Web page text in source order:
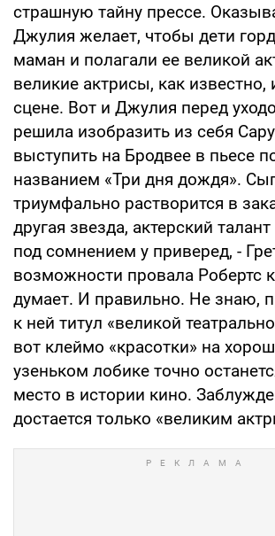
страшную тайну прессе.
Джулия желает, чтобы дети
маман и полагали ее великой
великие актрисы, как известно,
сцене. Вот и Джулия перед
решила изобразить из себя
выступить на Бродвее в пьесе
названием «Три дня дождя».
триумфально растворится в
другая звезда, актерский
под сомнением у приверед, -
возможности провала Робертс
думает. И правильно. Не знаю,
к ней титул «великой
вот клеймо «красотки» на
узеньком лобике точно
место в истории кино.
достается только «великим